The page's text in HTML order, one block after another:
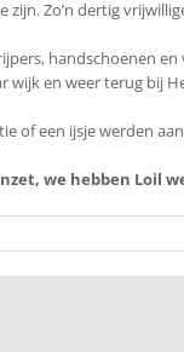
Zo’n dertig
handschoenen
wijk en weer terug bij
of een ijsje werden
we hebben Loil